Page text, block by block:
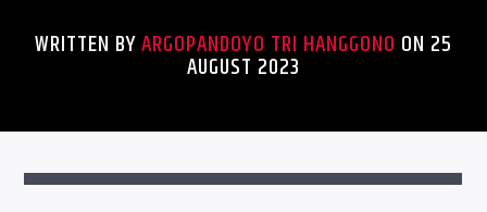
WRITTEN BYARGOPANDOYO TRI HANGGONO ON 25
AUGUST 2023